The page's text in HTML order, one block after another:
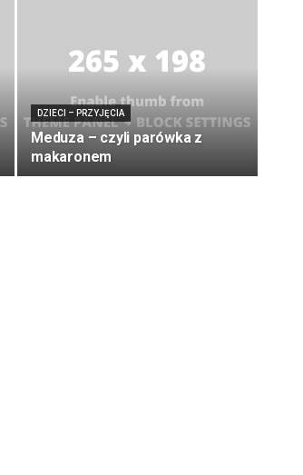
DZIECI – PRZYJĘCIA
Meduza – czyli parówka z
makaronem